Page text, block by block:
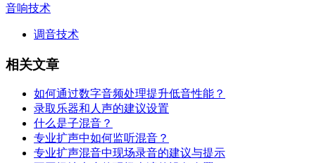
音响技术
调音技术
相关文章
如何通过数字音频处理提升低音性能？
录取乐器和人声的建议设置
什么是子混音？
专业扩声中如何监听混音？
专业扩声混音中现场录音的建议与提示